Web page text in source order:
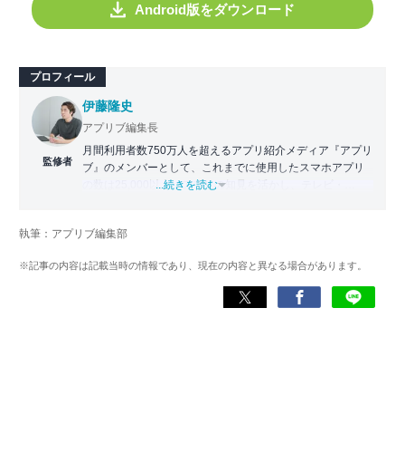
Android版をダウンロード
プロフィール
監修者
伊藤隆史
アプリブ編集長
月間利用者数750万人を超えるアプリ紹介メディア『アプリ
ブ』のメンバーとして、これまでに使用したスマホアプリ
の数は25,000以上。アプリの知見を活かし、テレビ・
化アプリの紹介）、TBS『サタプラ』（スマホライフが変
スマホアプリ）他
...続きを読む
執筆：アプリブ編集部
※記事の内容は記載当時の情報であり、現在の内容と異なる場合があります。